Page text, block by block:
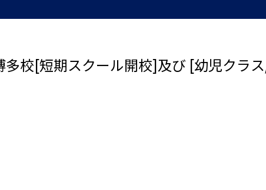
多校[短期スクール開校]及び [幼児クラ